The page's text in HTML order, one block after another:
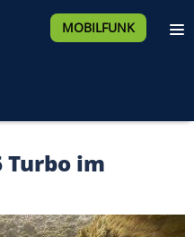
MOBILFUNK
Turbo im